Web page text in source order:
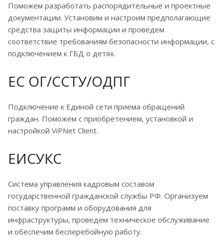
Поможем разработать распорядительные и проектные
документации. Установим и настроим предполагающие
средства защиты информации и проведем
соответствие требованиям безопасности информации, с
подключением к ГБД о детях.
ЕС ОГ/ССТУ/ОДПГ
Подключение к Единой сети приема обращений
граждан. Поможем с приобретением, установкой и
настройкой ViPNet Client.
ЕИСУКС
Система управления кадровым составом
государственной гражданской службы РФ. Организуем
поставку программ и оборудования для
инфраструктуры, проведем техническое обслуживание
и обеспечим бесперебойную работу.